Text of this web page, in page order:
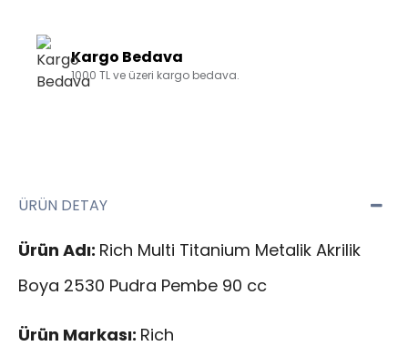
Kargo Bedava
1000 TL ve üzeri kargo bedava.
ÜRÜN DETAY
Ürün Adı: Rich Multi Titanium Metalik Akrilik
Boya 2530 Pudra Pembe 90 cc
Ürün Markası: Rich